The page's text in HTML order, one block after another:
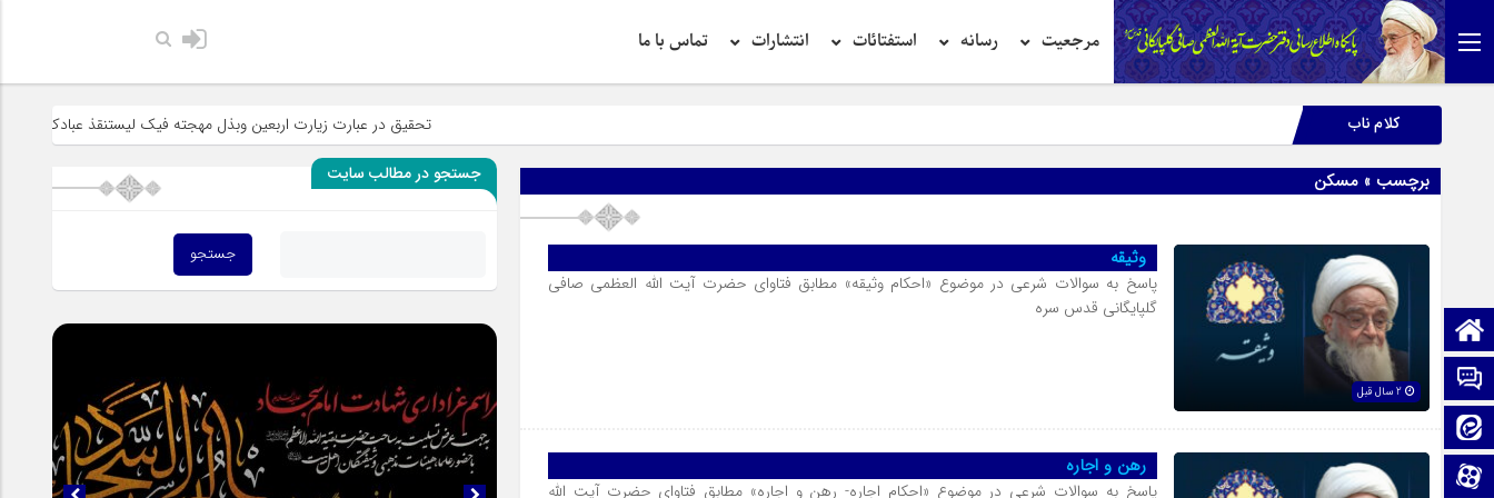
مرجعیت رسانه استفتائات انتشارات تماس با ما
صفحه نخست
تماس با ما
کلام ناب تحقیق در عبارت زیارت اربعین وبذل مهجته فیک لیستنقذ عبادک من الجهاله
برچسب » مسکن
وثیقه
پاسخ به سوالات شرعی در موضوع «احکام وثیقه» مطابق فتاوای حضرت آیت الله العظمی صافی
گلپایگانی قدس سره
رهن و اجاره
پاسخ به سوالات شرعی در موضوع «احکام اجاره- رهن و اجاره» مطابق فتاوای حضرت آیت الله
جستجو در مطالب سایت